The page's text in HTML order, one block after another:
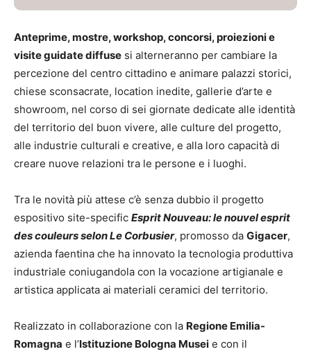
Anteprime, mostre, workshop, concorsi, proiezioni e
visite guidate diffuse si alterneranno per cambiare la
percezione del centro cittadino e animare palazzi storici,
chiese sconsacrate, location inedite, gallerie d’arte e
showroom, nel corso di sei giornate dedicate alle identità
del territorio del buon vivere, alle culture del progetto,
alle industrie culturali e creative, e alla loro capacità di
creare nuove relazioni tra le persone e i luoghi.
Tra le novità più attese c’è senza dubbio il progetto
espositivo site-specific Esprit Nouveau: le nouvel esprit
des couleurs selon Le Corbusier, promosso da Gigacer,
azienda faentina che ha innovato la tecnologia produttiva
industriale coniugandola con la vocazione artigianale e
artistica applicata ai materiali ceramici del territorio.
Realizzato in collaborazione con la Regione Emilia-
Romagna e l’Istituzione Bologna Musei e con il